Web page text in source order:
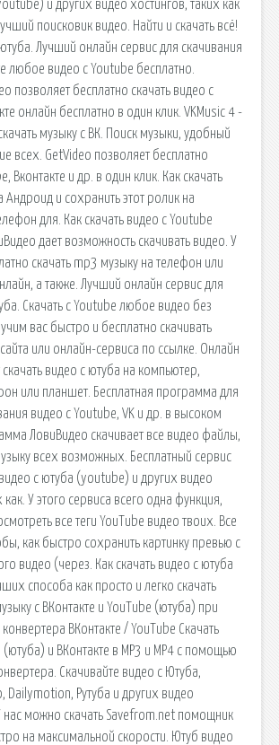
и других видео хостингов, таких как
поисковик видео. Найти и скачать всё!
Лучший онлайн сервис для скачивания
любое видео с Youtube бесплатно.
позволяет бесплатно скачать видео с
онлайн бесплатно в один клик. VKMusic 4 -
музыку с ВК. Поиск музыки, удобный
всех. GetVideo позволяет бесплатно
Вконтакте и др. в один клик. Как скачать
Андроид и сохранить этот ролик на
для. Как скачать видео с Youtube
дает возможность скачивать видео. У
скачать mp3 музыку на телефон или
а также. Лучший онлайн сервис для
Скачать с Youtube любое видео без
вас быстро и бесплатно скачивать
или онлайн-сервиса по ссылке. Онлайн
видео с ютуба на компьютер,
или планшет. Бесплатная программа для
видео с Youtube, VK и др. в высоком
ЛовиВидео скачивает все видео файлы,
всех возможных. Бесплатный сервис
с ютуба (youtube) и других видео
как. У этого сервиса всего одна функция,
все теги YouTube видео твоих. Все
как быстро сохранить картинку превью с
видео (через. Как скачать видео с ютуба
способа как просто и легко скачать
с ВКонтакте и YouTube (ютуба) при
ВКонтакте / YouTube Скачать
(ютуба) и ВКонтакте в MP3 и MP4 с помощью
Скачивайте видео с Ютуба,
Dailymotion, Рутуба и других видео
нас можно скачать Savefrom.net помощник
на максимальной скорости. Ютуб видео